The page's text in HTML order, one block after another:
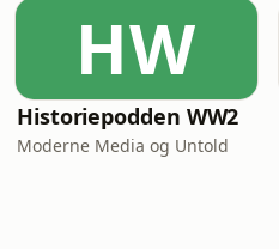
HW
Historiepodden WW2
Moderne Media og Untold